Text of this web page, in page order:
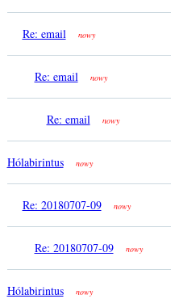
Re: email nowy
Re: email nowy
Re: email nowy
Hólabirintus nowy
Re: 20180707-09 nowy
Re: 20180707-09 nowy
Hólabirintus nowy